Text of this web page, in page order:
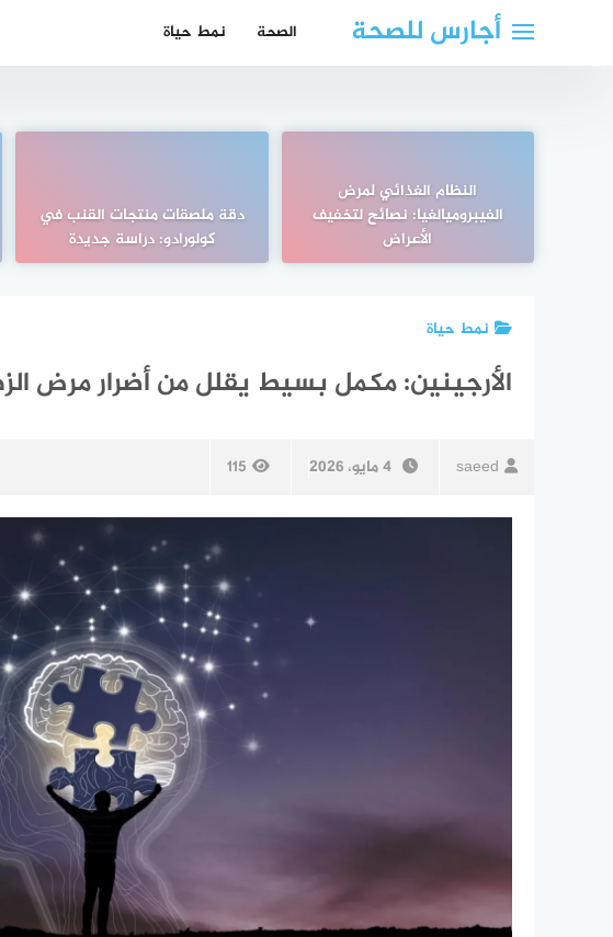
أجارس للصحة الصحة نمط حياة
النظام الغذائي لمرض
الفيبروميالغيا: نصائح لتخفيف
الأعراض
دقة ملصقات منتجات القنب في
كولورادو: دراسة جديدة
نمط حياة
الأرجينين: مكمل بسيط يقلل من أضرار مرض
saeed 4 مايو، 2026 115